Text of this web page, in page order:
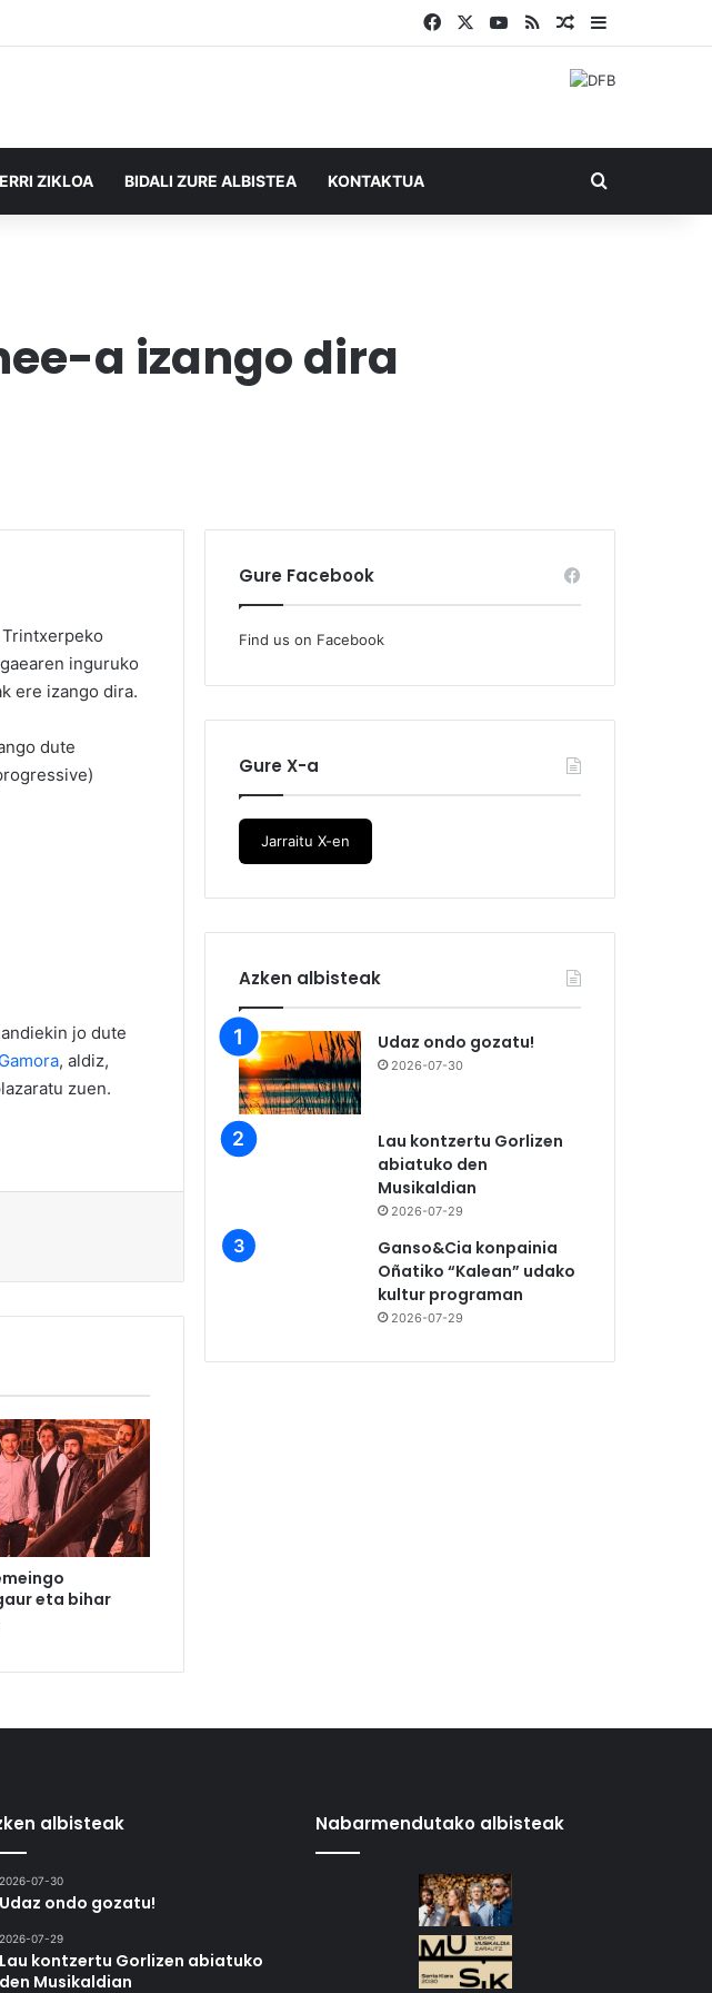
Facebook YouTube
RSS Ausazko
ZIKLOA BIDALI ZURE ALBISTEA KONTAKTUA
a izango dira
inguruko
ere izango dira.
dute
jo dute
Gamora, aldiz,
zuen.
eta bihar
Gure Facebook
Find us on Facebook
Gure X-a
Jarraitu X-en
Azken albisteak
Udaz ondo gozatu!
2026-07-30
Lau kontzertu Gorlizen
abiatuko den
Musikaldian
2026-07-29
Ganso&Cia konpainia
Oñatiko “Kalean” udako
kultur programan
2026-07-29
albisteak
2026-07-30
Udaz ondo gozatu!
2026-07-29
Lau kontzertu Gorlizen abiatuko
den Musikaldian
Nabarmendutako albisteak